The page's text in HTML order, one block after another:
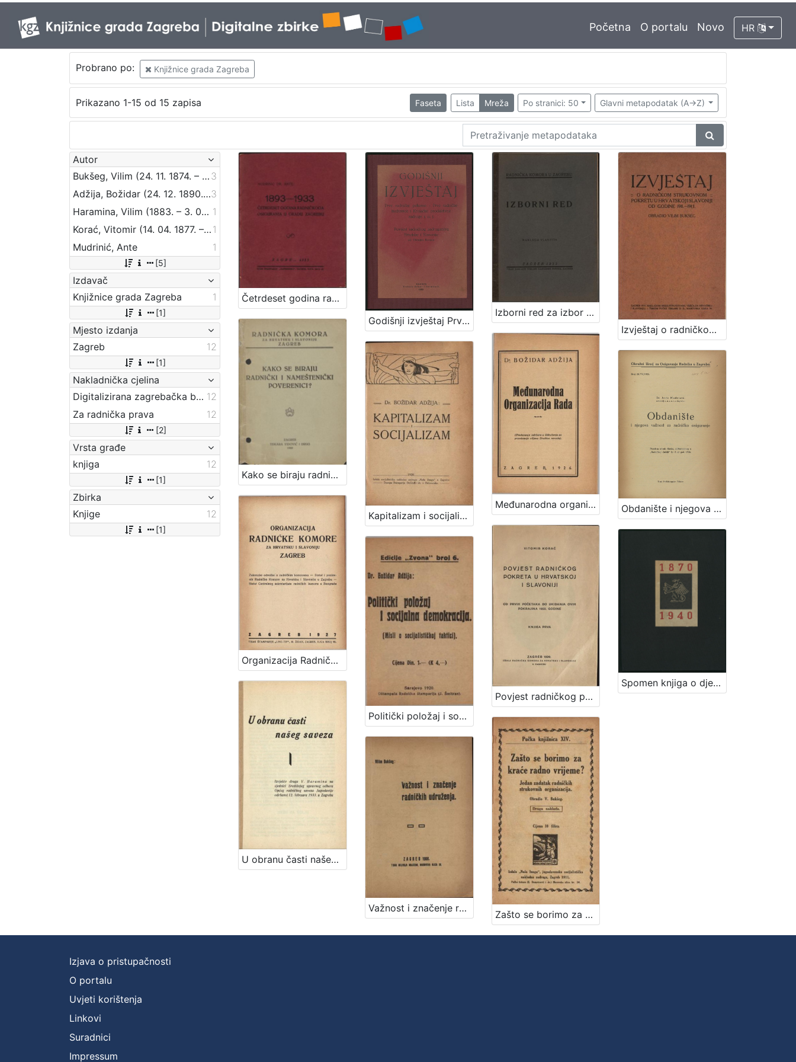
Početna O portalu Novo HR
Probrano po: Knjižnice grada Zagreba
Prikazano 1-15 od 15 zapisa Faseta Lista Mreža Po stranici: 50 Glavni metapodatak (A->Z)
Autor
Bukšeg, Vilim (24. 11. 1874. – 1. 03. 1924.) 3
Adžija, Božidar (24. 12. 1890. – 9. 07. 1941.)3
Haramina, Vilim (1883. – 3. 05. 1943.) 1
Korać, Vitomir (14. 04. 1877. – 8. 09. 1941.) 1
Mudrinić, Ante
1
[5]
Izdavač
Knjižnice grada Zagreba
1
[1]
Mjesto izdanja
Zagreb
12
[1]
Nakladnička cjelina
Digitalizirana zagrebačka baština 12
Za radnička prava
12
[2]
Vrsta građe
knjiga
12
[1]
Zbirka
Knjige
12
[1]
Četrdeset godina radničkoga osiguranja u gradu Zagrebu : 1893-1933 / Ante Mudrinić
Godišnji izvještaj Prve radničke pekarne - Prve radničke štedionice i Krojačke produktivne zadruge s.o.j. : od Vitomira Koraća
Izborni red za izbor članova Radničke komore u Zagrebu
Izvještaj o radničkom strukovnom pokretu u Hrvatskoj i Slavoniji od godine 1911.-1913. / obradio Vilim Bukšeg
Kako se biraju radnički i nameštenički poverenici? : tehničke upute za sprovođenje izbora poverenika
Kapitalizam i socijalizam / Božidar Adžija
Međunarodna organizacija rada : (predavanje održano u Udruženju za promicanje ciljeva Društva naroda) / Božidar Adžija Obdanište i njegova važnost za radničko osiguranje / Ante Mudrinić
Organizacija Radničke komore za Hrvatsku i Slavoniju, Zagreb.
Politički položaj i socijalna demokracija : (misli o socijalnoj taktici) / Božidar Adžija
Povjest radničkog pokreta u Hrvatskoj i Slavoniji : od prvih početaka do ukidanja ovih pokrajina 1922. godine / Vitomir Korać
Spomen knjiga o djelovanju tipografske odnosno grafičke organizacije u Zagrebu : s prikazom tarifno-socijalnog i kulturno-stručnog djelovanja ustanova i pojedinaca proizašlih iz redova grafičkih radnika
U obranu časti našeg saveza / izvješće V. Haramina na sjednici Središnjeg upravnog odbora Općeg radničkog saveza Jugoslavije održanog 12. februara 1933. u Zagrebu
Važnost i značenje radničkih udruženja / Vilim Bukšeg
Zašto se borimo za kraće radno vrijeme? : jedan zadatak radničkih strukovnih organizacija / obradio V. Bukšeg
Izjava o pristupačnosti
O portalu
Uvjeti korištenja
Linkovi
Suradnici
Impressum